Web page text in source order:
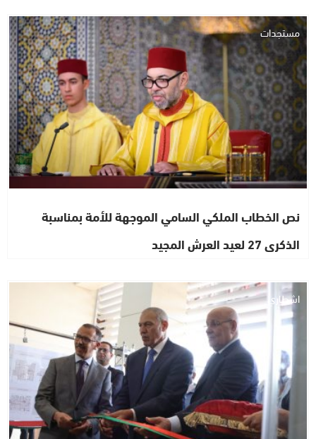
مستجدات
نص الخطاب الملكي السامي الموجهة للأمة بمناسبة
الذكرى 27 لعيد العرش المجيد
اشطاري